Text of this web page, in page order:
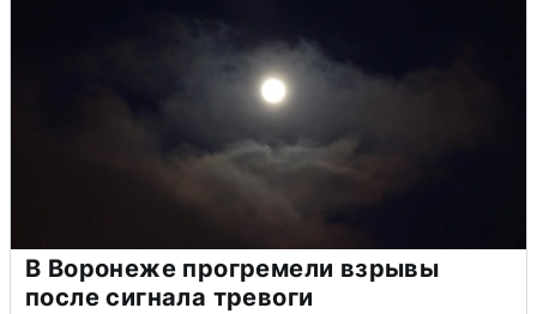
В Воронеже прогремели взрывы
после сигнала тревоги